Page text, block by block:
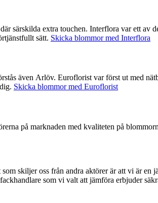
tidigast ute med möjligheten att beställa via
sätt. Skicka blommor med Interflora
god erfarenhet med att
Skicka blommor med Euroflorist
på marknaden med kvaliteten på
skiljer oss från andra aktörer är att vi är en